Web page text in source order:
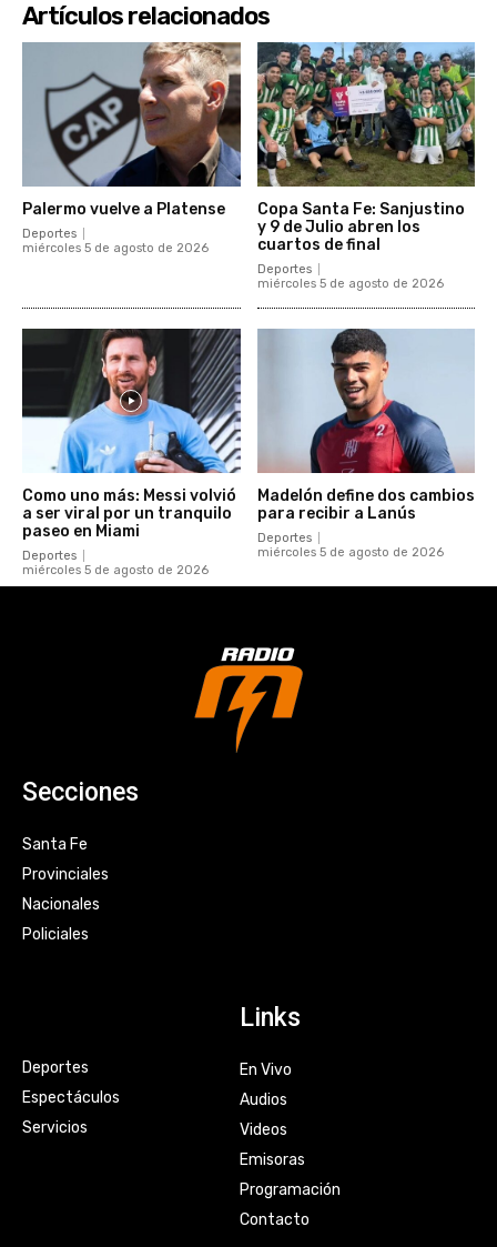
Artículos relacionados
Palermo vuelve a Platense
Deportes
miércoles 5 de agosto de 2026
Copa Santa Fe: Sanjustino
y 9 de Julio abren los
cuartos de final
Deportes
miércoles 5 de agosto de 2026
Como uno más: Messi volvió
a ser viral por un tranquilo
paseo en Miami
Deportes
miércoles 5 de agosto de 2026
Madelón define dos cambios
para recibir a Lanús
Deportes
miércoles 5 de agosto de 2026
Secciones
Santa Fe
Provinciales
Nacionales
Policiales
Deportes
Espectáculos
Servicios
Links
En Vivo
Audios
Videos
Emisoras
Programación
Contacto